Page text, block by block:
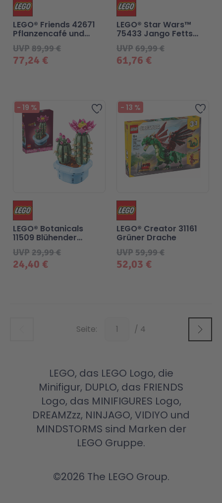
77,24 €
UVP89,99 €
LEGO® Friends 42671
Pflanzencafé und
Blumenkiosk
61,76 €
UVP69,99 €
LEGO® Star Wars™
75433 Jango Fetts
Sternenschiff
Zur Wunschliste
- 19 %
24,40 €
UVP29,99 €
LEGO® Botanicals
11509 Blühender
Kaktus
- 13 %
52,03 €
UVP59,99 €
LEGO® Creator 31161
Grüner Drache
Seite: Unten / 4
LEGO, das LEGO Logo, die
Minifigur, DUPLO, das FRIENDS
Logo, das MINIFIGURES Logo,
DREAMZzz, NINJAGO, VIDIYO und
MINDSTORMS sind Marken der
LEGO Gruppe.
©2026 The LEGO Group.